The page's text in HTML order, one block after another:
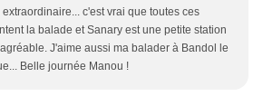
c'est vrai que toutes ces
la balade et Sanary est une petite station
J'aime aussi ma balader à Bandol le
Belle journée Manou !